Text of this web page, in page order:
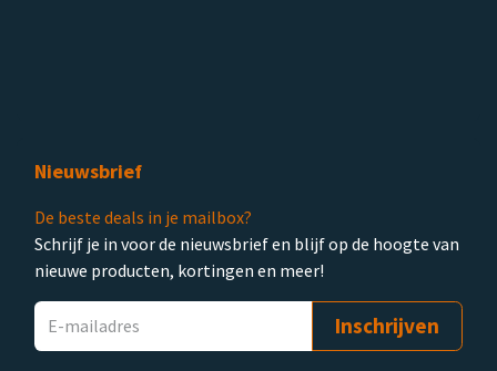
Nieuwsbrief
De beste deals in je mailbox?
Schrijf je in voor de nieuwsbrief en blijf op de hoogte van
nieuwe producten, kortingen en meer!
Inschrijven